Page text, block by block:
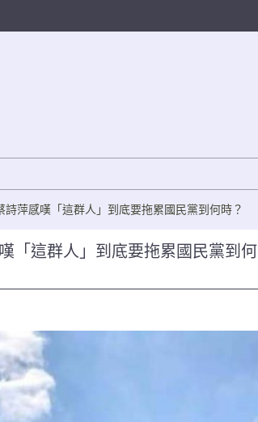
萍感嘆「這群人」到底要拖累國民黨到何時？
「這群人」到底要拖累國民黨到何